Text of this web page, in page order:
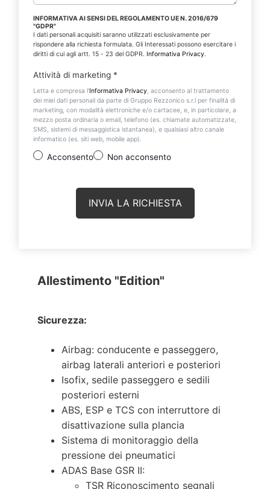
INFORMATIVA AI SENSI DEL REGOLAMENTO UE N. 2016/679
"GDPR"
I dati personali acquisiti saranno utilizzati esclusivamente per
rispondere alla richiesta formulata. Gli Interessati possono esercitare i
diritti di cui agli artt. 15 - 23 del GDPR. Informativa Privacy.
Attività di marketing *
Letta e compresa l’Informativa Privacy, acconsento al trattamento
dei miei dati personali da parte di Gruppo Rezzonico s.r.l per finalità di
marketing, con modalità elettroniche e/o cartacee, e, in particolare, a
mezzo posta ordinaria o email, telefono (es. chiamate automatizzate,
SMS, sistemi di messaggistica istantanea), e qualsiasi altro canale
informatico (es. siti web, mobile app).
Acconsento Non acconsento
Allestimento "Edition"
Sicurezza:
Airbag: conducente e passeggero,
airbag laterali anteriori e posteriori
Isofix, sedile passeggero e sedili
posteriori esterni
ABS, ESP e TCS con interruttore di
disattivazione sulla plancia
Sistema di monitoraggio della
pressione dei pneumatici
ADAS Base GSR II:
TSR Riconoscimento segnali